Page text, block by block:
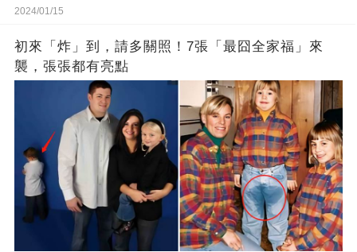
2024/01/15
初來「炸」到，請多關照！7張「最囧全家福」來
襲，張張都有亮點